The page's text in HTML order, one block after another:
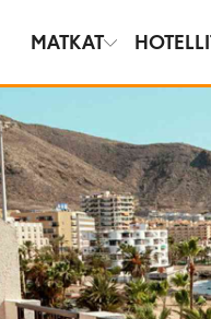
MATKAT